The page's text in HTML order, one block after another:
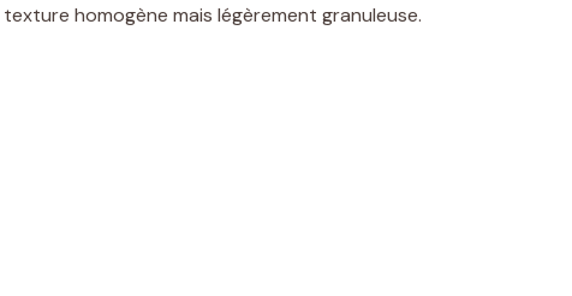
homogène mais légèrement granuleuse.